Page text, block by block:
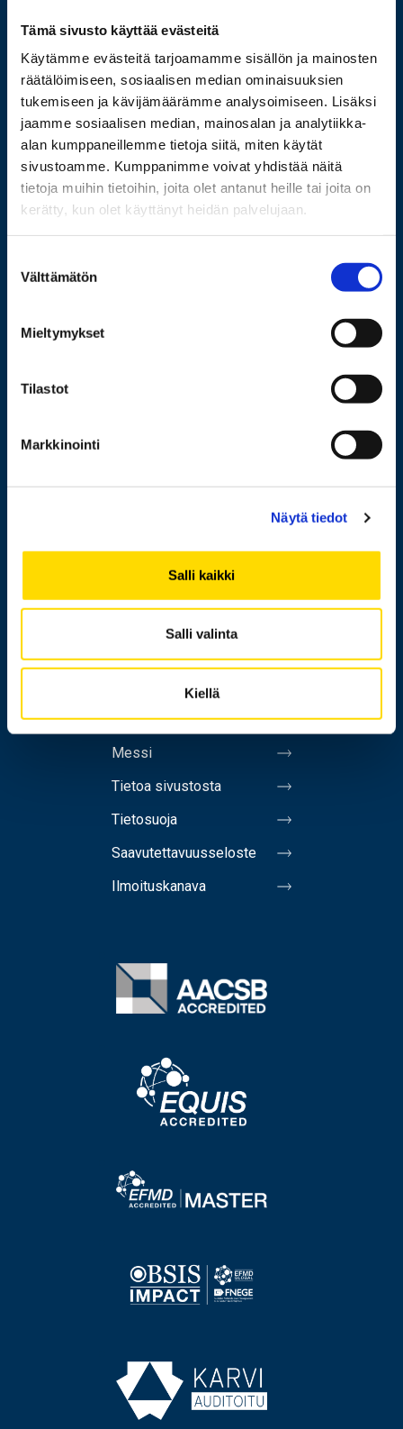
Tämä sivusto käyttää evästeitä
Käytämme evästeitä tarjoamamme sisällön ja mainosten
räätälöimiseen, sosiaalisen median ominaisuuksien
tukemiseen ja kävijämäärämme analysoimiseen. Lisäksi
jaamme sosiaalisen median, mainosalan ja analytiikka-
alan kumppaneillemme tietoja siitä, miten käytät
sivustoamme. Kumppanimme voivat yhdistää näitä
tietoja muihin tietoihin, joita olet antanut heille tai joita on
kerätty, kun olet käyttänyt heidän palvelujaan.
valinta
Välttämätön
Mieltymykset
Tilastot
Markkinointi
Näytä tiedot
Salli kaikki
Salli valinta
Kiellä
029 449 8000
Laskutusosoite
Medialle
Messi
Tietoa sivustosta
Tietosuoja
Saavutettavuusseloste
Ilmoituskanava
Image
Image
Image
Image
Image